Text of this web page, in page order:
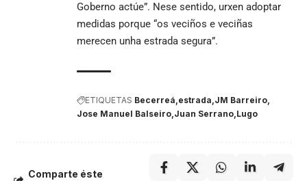
Goberno actúe”. Nese sentido, urxen adoptar
medidas porque “os veciños e veciñas
merecen unha estrada segura”.
ETIQUETAS Becerreá estrada JM Barreiro
Jose Manuel Balseiro Juan Serrano Lugo
Comparte éste